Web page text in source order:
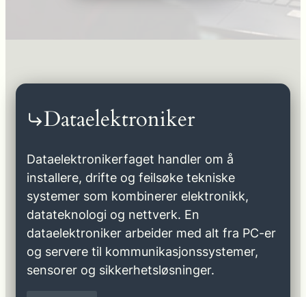
Dataelektroniker
Dataelektronikerfaget handler om å
installere, drifte og feilsøke tekniske
systemer som kombinerer elektronikk,
datateknologi og nettverk. En
dataelektroniker arbeider med alt fra PC-er
og servere til kommunikasjonssystemer,
sensorer og sikkerhetsløsninger.